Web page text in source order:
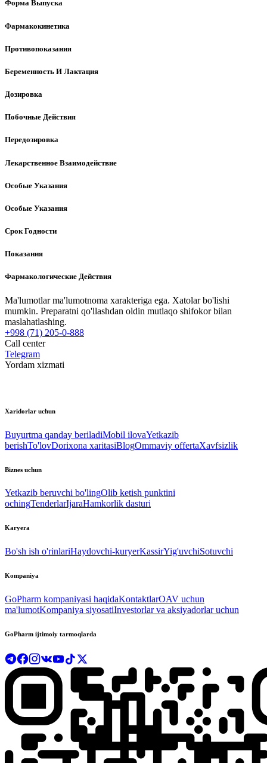
Форма Выпуска
Фармакокинетика
Противопоказания
Беременность И Лактация
Дозировка
Побочные Действия
Передозировка
Лекарственное Взаимодействие
Особые Указания
Особые Указания
Срок Годности
Показания
Фармакологические Действия
Ma'lumotlar ma'lumotnoma xarakteriga ega. Xatolar bo'lishi
mumkin. Preparatni qo'llashdan oldin mutlaqo shifokor bilan
maslahatlashing.
+998 (71) 205-0-888
Call center
Telegram
Yordam xizmati
Xaridorlar uchun
Buyurtma qanday beriladiMobil ilovaYetkazib
berishTo'lovDorixona xaritasiBlogOmmaviy offertaXavfsizlik
Biznes uchun
Yetkazib beruvchi bo'lingOlib ketish punktini
ochingTenderlarIjaraHamkorlik dasturi
Karyera
Bo'sh ish o'rinlariHaydovchi-kuryerKassirYig'uvchiSotuvchi
Kompaniya
GoPharm kompaniyasi haqidaKontaktlarOAV uchun
ma'lumotKompaniya siyosatiInvestorlar va aksiyadorlar uchun
GoPharm ijtimoiy tarmoqlarda